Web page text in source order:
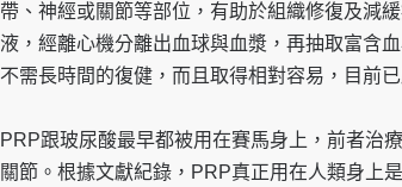
帶、神經或關節等部位，有助於組織修復及減
液，經離心機分離出血球與血漿，再抽取富含
不需長時間的復健，而且取得相對容易，目前
PRP跟玻尿酸最早都被用在賽馬身上，前者治
關節。根據文獻紀錄，PRP真正用在人類身上